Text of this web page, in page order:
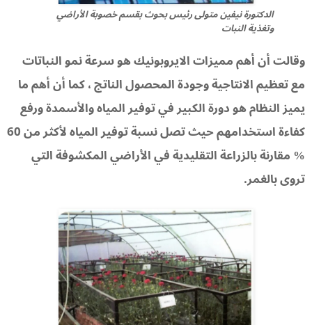
الدكتورة نيفين متولى رئيس بحوث بقسم خصوبة الأراضي
وتغذية النبات
وقالت أن أهم مميزات الايروبونيك هو سرعة نمو النباتات
مع تعظيم الانتاجية وجودة المحصول الناتج ، كما أن أهم ما
يميز النظام هو دورة الكبير في توفير المياه والأسمدة ورفع
كفاءة استخدامهم حيث تصل نسبة توفير المياه لأكثر من 60
% مقارنة بالزراعة التقليدية في الأراضي المكشوفة التي
تروى بالغمر.